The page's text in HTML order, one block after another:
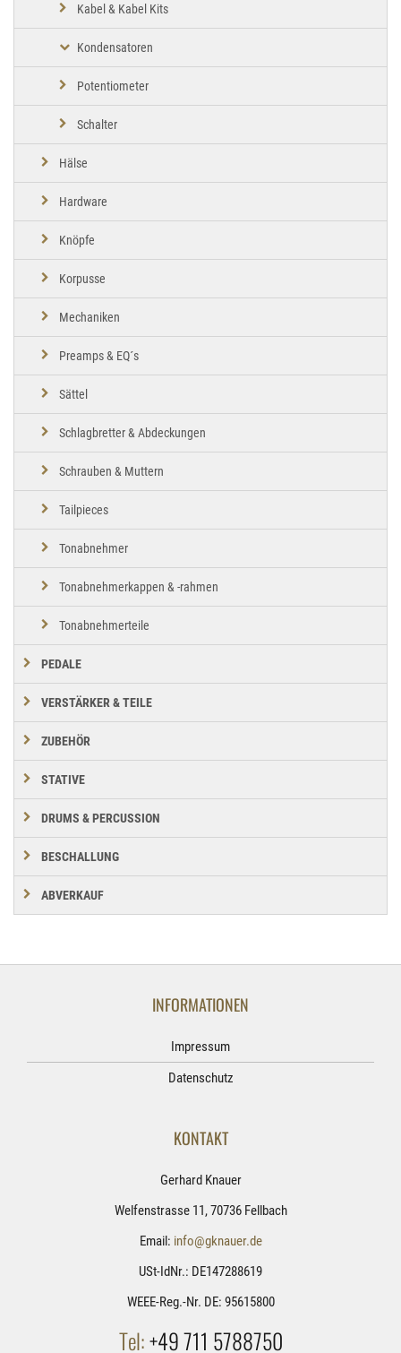
Kabel & Kabel Kits
Kondensatoren
Potentiometer
Schalter
Hälse
Hardware
Knöpfe
Korpusse
Mechaniken
Preamps & EQ´s
Sättel
Schlagbretter & Abdeckungen
Schrauben & Muttern
Tailpieces
Tonabnehmer
Tonabnehmerkappen & -rahmen
Tonabnehmerteile
PEDALE
VERSTÄRKER & TEILE
ZUBEHÖR
STATIVE
DRUMS & PERCUSSION
BESCHALLUNG
ABVERKAUF
INFORMATIONEN
Impressum
Datenschutz
KONTAKT
Gerhard Knauer
Welfenstrasse 11, 70736 Fellbach
Email: info@gknauer.de
USt-IdNr.: DE147288619
WEEE-Reg.-Nr. DE: 95615800
Tel:+49 711 5788750